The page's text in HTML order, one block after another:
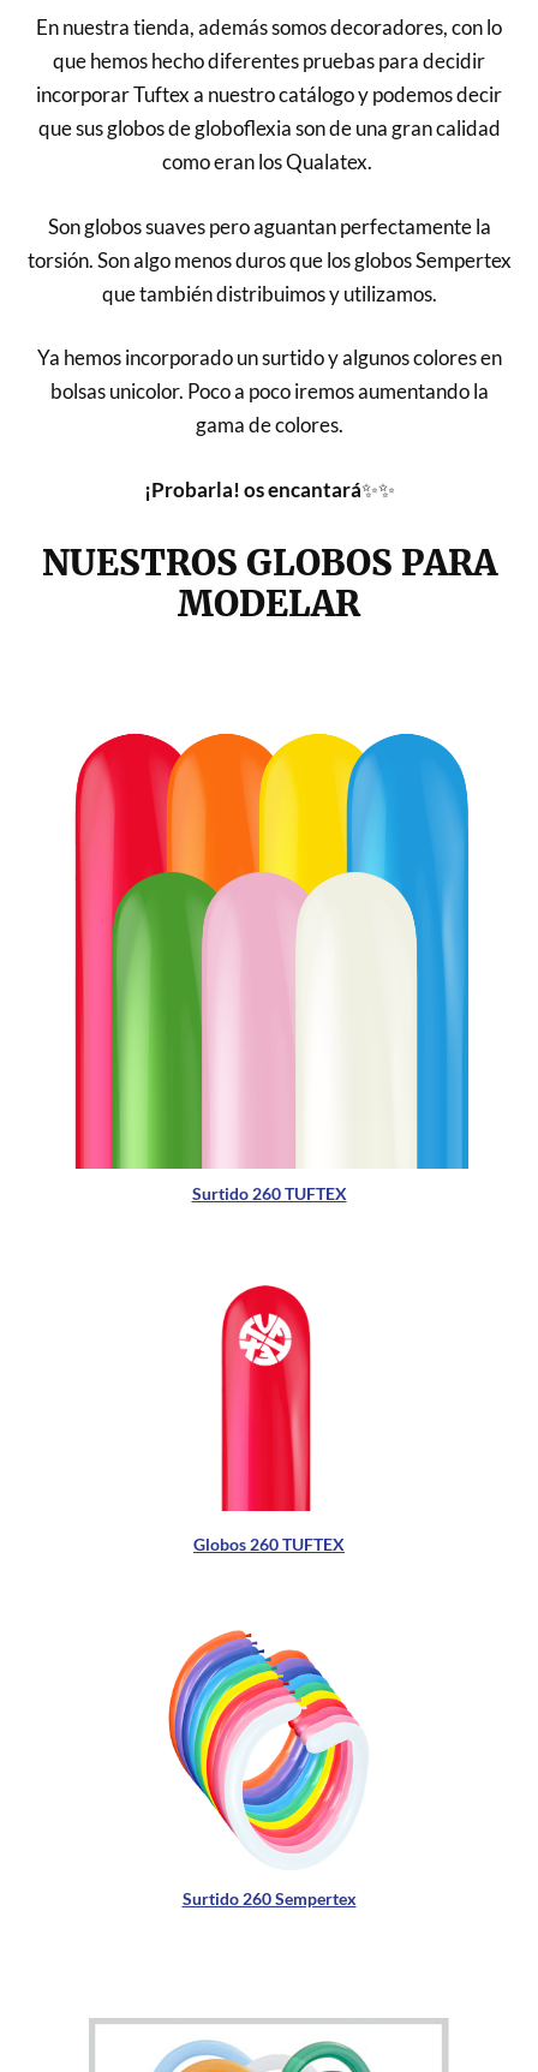
En nuestra tienda, además somos decoradores, con lo
que hemos hecho diferentes pruebas para decidir
incorporar Tuftex a nuestro catálogo y podemos decir
que sus globos de globoflexia son de una gran calidad
como eran los Qualatex.
Son globos suaves pero aguantan perfectamente la
torsión. Son algo menos duros que los globos Sempertex
que también distribuimos y utilizamos.
Ya hemos incorporado un surtido y algunos colores en
bolsas unicolor. Poco a poco iremos aumentando la
gama de colores.
¡Probarla! os encantará✨✨
NUESTROS GLOBOS PARA
MODELAR
Surtido 260 TUFTEX
Globos 260 TUFTEX
Surtido 260 Sempertex